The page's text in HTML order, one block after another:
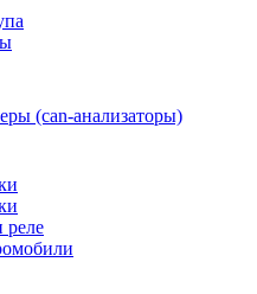
(can-анализаторы)
реле